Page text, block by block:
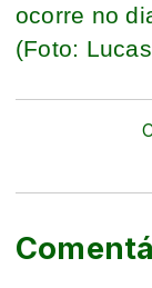
ocorre no
(Foto: